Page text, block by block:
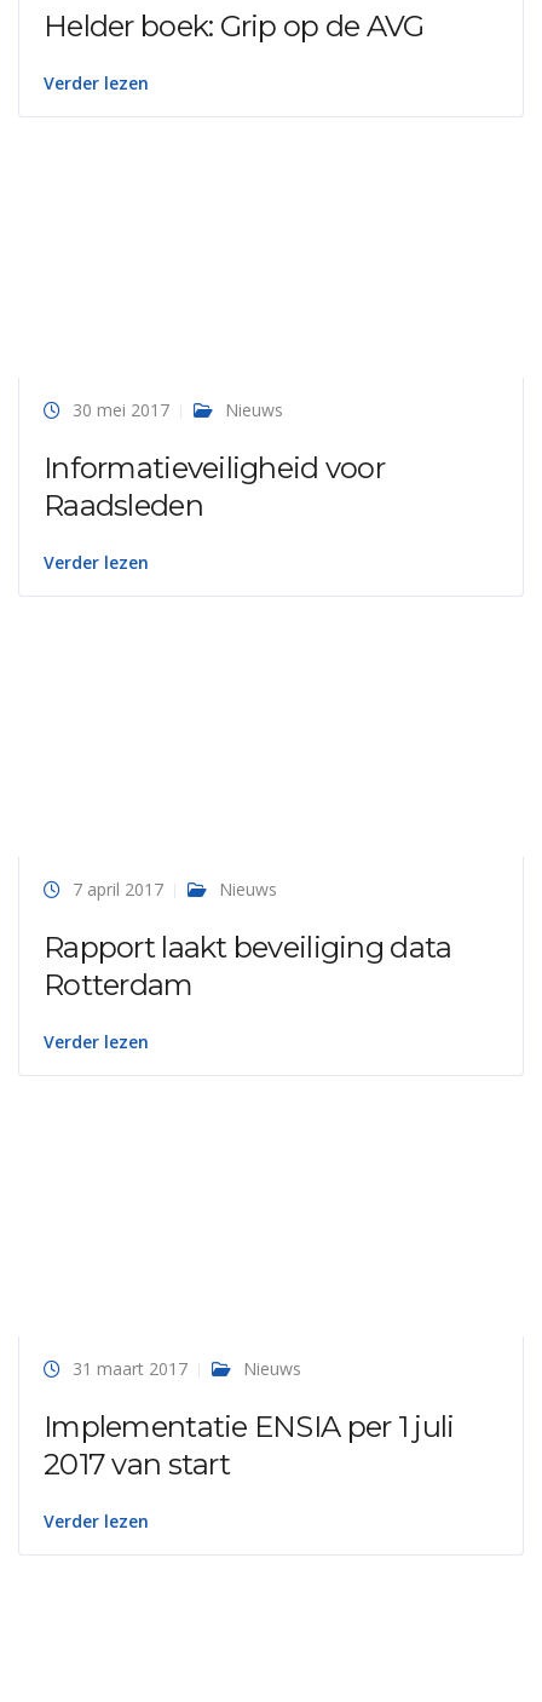
Helder boek: Grip op de AVG
Verder lezen
30 mei 2017 Nieuws
Informatieveiligheid voor
Raadsleden
Verder lezen
7 april 2017 Nieuws
Rapport laakt beveiliging data
Rotterdam
Verder lezen
31 maart 2017 Nieuws
Implementatie ENSIA per 1 juli
2017 van start
Verder lezen